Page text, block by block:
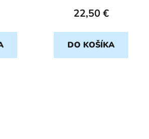
22,50 €
DO KOŠÍKA